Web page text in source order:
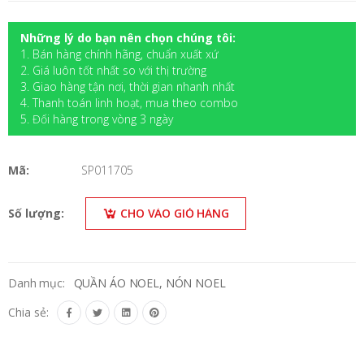
Những lý do bạn nên chọn chúng tôi:
1. Bán hàng chính hãng, chuẩn xuất xứ
2. Giá luôn tốt nhất so với thị trường
3. Giao hàng tận nơi, thời gian nhanh nhất
4. Thanh toán linh hoạt, mua theo combo
5. Đối hàng trong vòng 3 ngày
Mã: SP011705
Số lượng: CHO VÀO GIỎ HÀNG
Danh mục:
QUẦN ÁO NOEL, NÓN NOEL
Chia sẻ: